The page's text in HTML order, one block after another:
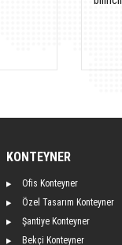
KONTEYNER
Ofis Konteyner
Özel Tasarım Konteyner
Şantiye Konteyner
Bekçi Konteyner